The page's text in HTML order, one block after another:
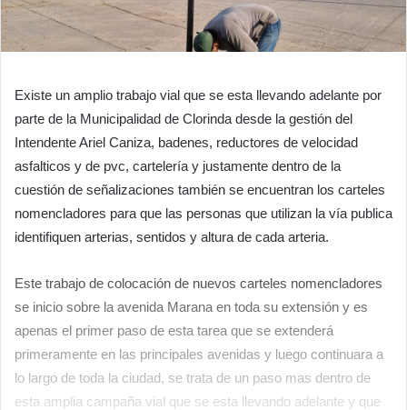
Existe un amplio trabajo vial que se esta llevando adelante por
parte de la Municipalidad de Clorinda desde la gestión del
Intendente Ariel Caniza, badenes, reductores de velocidad
asfalticos y de pvc, cartelería y justamente dentro de la
cuestión de señalizaciones también se encuentran los carteles
nomencladores para que las personas que utilizan la vía publica
identifiquen arterias, sentidos y altura de cada arteria.
Este trabajo de colocación de nuevos carteles nomencladores
se inicio sobre la avenida Marana en toda su extensión y es
apenas el primer paso de esta tarea que se extenderá
primeramente en las principales avenidas y luego continuara a
lo largo de toda la ciudad, se trata de un paso mas dentro de
esta amplia campaña vial que se esta llevando adelante y que